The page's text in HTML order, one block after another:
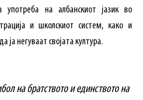
употреба на албанскиот јазик во
и школскиот систем, како и
ја негуваат својата култура.
на братството и единството на